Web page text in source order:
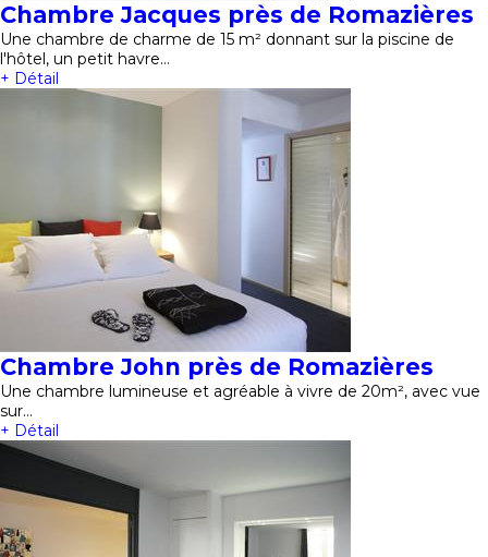
Chambre Jacques près de Romazières
Une chambre de charme de 15 m² donnant sur la piscine de
l'hôtel, un petit havre…
+ Détail
Chambre John près de Romazières
Une chambre lumineuse et agréable à vivre de 20m², avec vue
sur…
+ Détail